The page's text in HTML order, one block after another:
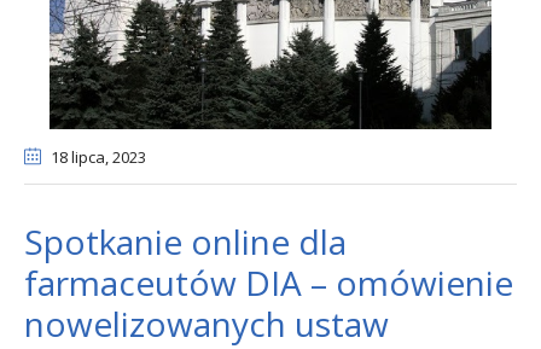
18 lipca, 2023
Spotkanie online dla
farmaceutów DIA – omówienie
nowelizowanych ustaw